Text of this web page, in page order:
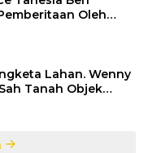
Oleh
Lahan. Wenny
Tanah Objek